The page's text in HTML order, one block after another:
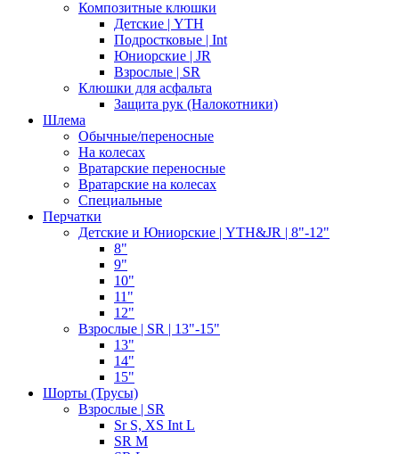
Композитные клюшки
Детские | YTH
Подростковые | Int
Юниорские | JR
Взрослые | SR
Клюшки для асфальта
Защита рук (Налокотники)
Шлема
Обычные/переносные
На колесах
Вратарские переносные
Вратарские на колесах
Специальные
Перчатки
Детские и Юниорские | YTH&JR | 8"-12"
8"
9"
10"
11"
12"
Взрослые | SR | 13"-15"
13"
14"
15"
Шорты (Трусы)
Взрослые | SR
Sr S, XS Int L
SR M